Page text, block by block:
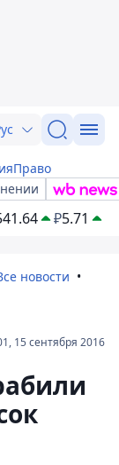
Право
₽5.71
новости
15 сентября 2016